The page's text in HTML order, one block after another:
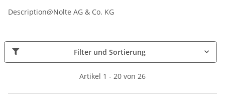
Description@Nolte AG & Co. KG
Filter und Sortierung
Artikel 1 - 20 von 26